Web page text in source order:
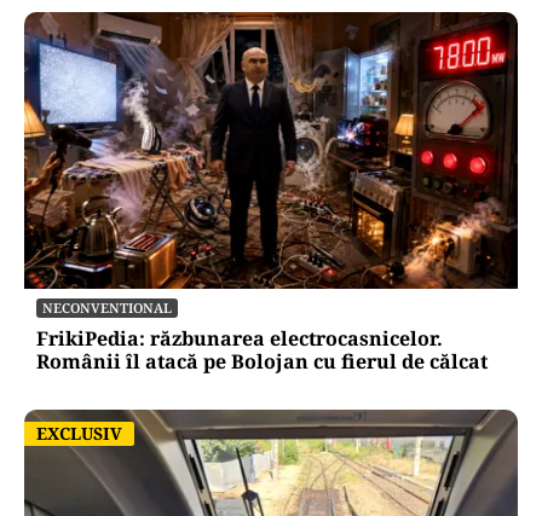
NECONVENTIONAL
FrikiPedia: răzbunarea electrocasnicelor.
Românii îl atacă pe Bolojan cu fierul de călcat
EXCLUSIV
EXCLUSIV